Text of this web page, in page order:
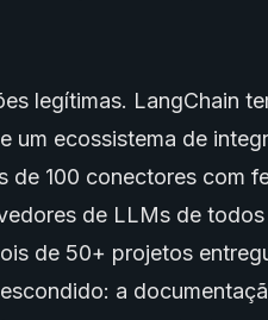
legítimas. LangChain
um ecossistema de
de 100 conectores com
de LLMs de
de 50+ projetos
a